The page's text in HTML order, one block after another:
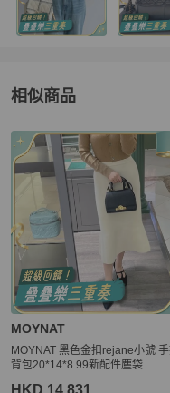
相似商品
更多相似MOYNAT女包推
MOYNAT
MOYNAT 黑色金扣rejane小號
背包20*14*8 99新配件塵袋
HKD 14,831